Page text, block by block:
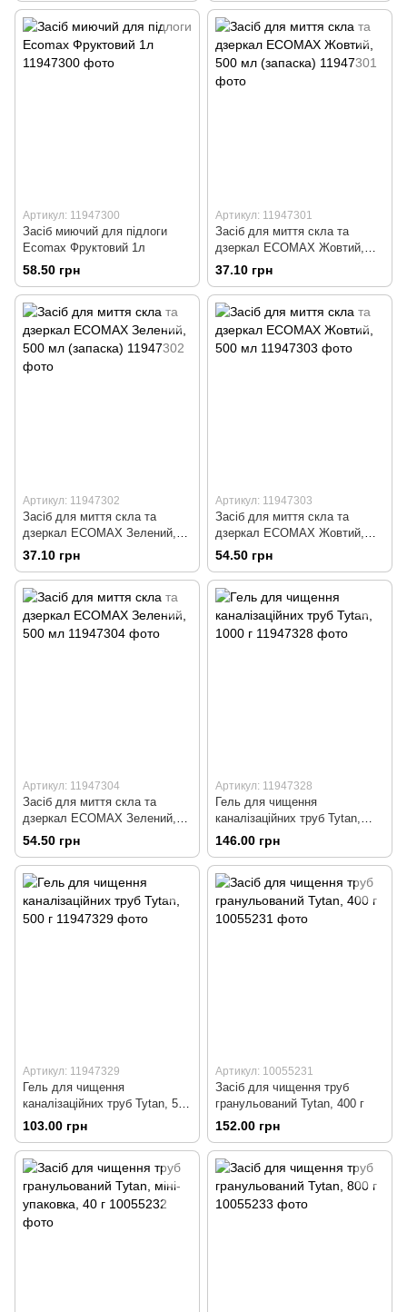
Артикул: 11947300
Засіб миючий для підлоги
Ecomax Фруктовий 1л
58.50 грн
Артикул: 11947301
Засiб для миття скла та
дзеркал ECOMAX Жовтий,
500 мл (запаска)
37.10 грн
Артикул: 11947302
Засiб для миття скла та
дзеркал ECOMAX Зелений,
500 мл (запаска)
37.10 грн
Артикул: 11947303
Засiб для миття скла та
дзеркал ECOMAX Жовтий,
500 мл
54.50 грн
Артикул: 11947304
Засiб для миття скла та
дзеркал ECOMAX Зелений,
500 мл
54.50 грн
Артикул: 11947328
Гель для чищення
каналізаційних труб Tytan,
1000 г
146.00 грн
Артикул: 11947329
Гель для чищення
каналізаційних труб Tytan, 500
г103.00 грн
Артикул: 10055231
Засіб для чищення труб
гранульований Tytan, 400 г
152.00 грн